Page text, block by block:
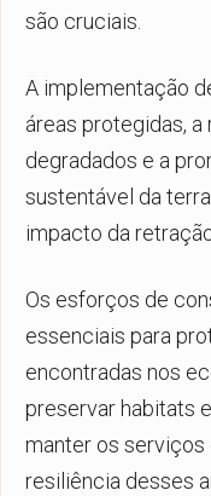
são cruciais.
A implementação
áreas protegidas,
degradados e a
sustentável da
impacto da
Os esforços de
essenciais para
encontradas nos
preservar habitats
manter os
resiliência desses